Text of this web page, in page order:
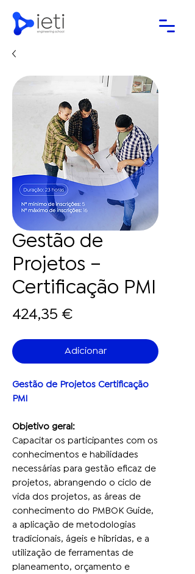
Gestão de
Projetos –
Certificação PMI
424,35 €
Adicionar
Gestão de Projetos Certificação
PMI
Objetivo geral:
Capacitar os participantes com os
conhecimentos e habilidades
necessárias para gestão eficaz de
projetos, abrangendo o ciclo de
vida dos projetos, as áreas de
conhecimento do PMBOK Guide,
a aplicação de metodologias
tradicionais, ágeis e híbridas, e a
utilização de ferramentas de
planeamento, orçamento e